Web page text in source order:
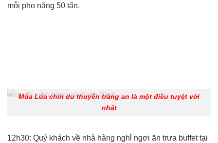
mỗi pho nặng 50 tấn.
Mùa Lúa chín du thuyền tràng an là một điều tuyệt vời
nhất
12h30: Quý khách về nhà hàng nghỉ ngơi ăn trưa buffet tại